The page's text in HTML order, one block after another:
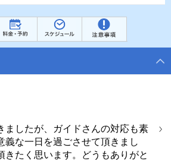
ましたが、ガイドさんの対応も素
義な一日を過ごさせて頂きまし
きたく思います。どうもありがと